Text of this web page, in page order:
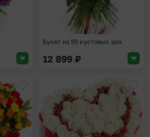
Букет из 55 кустовых роз
12 899 ₽
Добавить в избранное